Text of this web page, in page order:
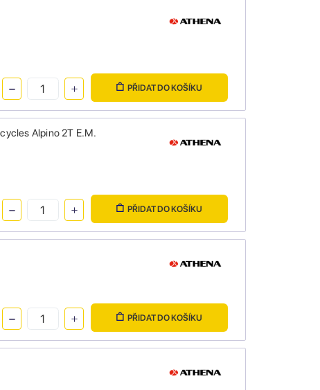
PŘIDAT DO KOŠÍKU
Alpino 2T E.M.
PŘIDAT DO KOŠÍKU
PŘIDAT DO KOŠÍKU